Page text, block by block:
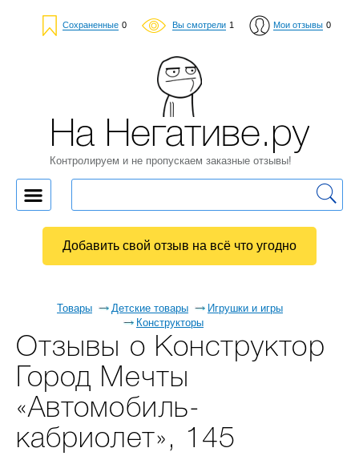
Сохраненные 0 Вы смотрели 1 Мои отзывы 0
Товары Детские товары
Игрушки и игры
Конструкторы
Отзывы о Конструктор
Город Мечты
«Автомобиль-
кабриолет», 145
На Негативе.ру
Контролируем и не пропускаем заказные отзывы!
Добавить свой отзыв на всё что угодно